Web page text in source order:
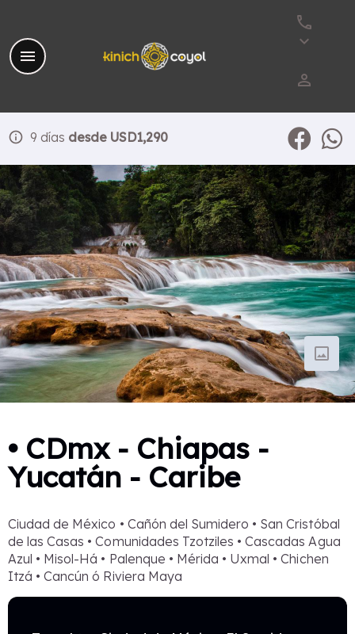
menu
phone
keyboard_arrow_down
perm_identity
info 9 días desde USD1,290
photo
• CDmx - Chiapas -
Yucatán - Caribe
Ciudad de México • Cañón del Sumidero • San Cristóbal
de las Casas • Comunidades Tzotziles • Cascadas Agua
Azul • Misol-Há • Palenque • Mérida • Uxmal • Chichen
Itzá • Cancún ó Riviera Maya